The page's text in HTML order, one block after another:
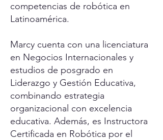
competencias de robótica en
Latinoamérica.
Marcy cuenta con una licenciatura
en Negocios Internacionales y
estudios de posgrado en
Liderazgo y Gestión Educativa,
combinando estrategia
organizacional con excelencia
educativa. Además, es Instructora
Certificada en Robótica por el